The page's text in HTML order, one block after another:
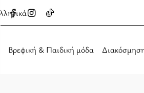
Ελληνικά
Βρεφική & Παιδική μόδα